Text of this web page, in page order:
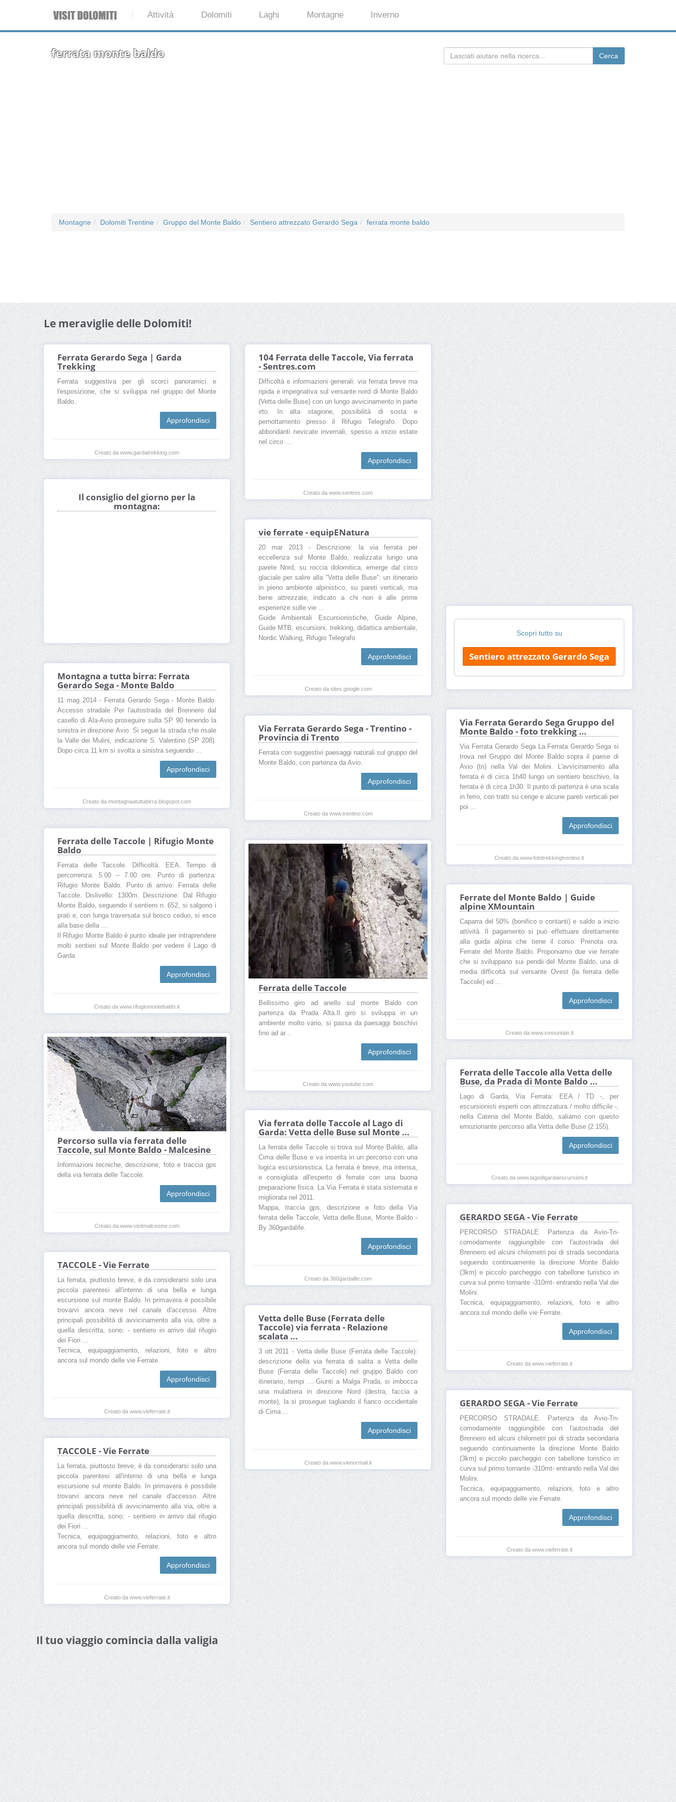
Attività Dolomiti Laghi Montagne Inverno
ferrata monte baldo
Montagne Dolomiti Trentine Gruppo del Monte Baldo Sentiero attrezzato Gerardo Sega ferrata monte baldo
Le meraviglie delle Dolomiti!
Ferrata Gerardo Sega | Garda
Trekking
Ferrata suggestiva per gli scorci panoramici e
l'esposizione, che si sviluppa nel gruppo del Monte
Baldo.
Approfondisci
Creato da www.gardatrekking.com
104 Ferrata delle Taccole, Via ferrata
- Sentres.com
Difficoltà e informazioni generali: via ferrata breve ma
ripida e impegnativa sul versante nord di Monte Baldo
(Vetta delle Buse) con un lungo avvicinamento in parte
irto. In alta stagione, possibilità di sosta e
pernottamento presso il Rifugio Telegrafo. Dopo
abbondanti nevicate invernali, spesso a inizio estate
nel circo ...
Approfondisci
Creato da www.sentres.com
Scopri tutto su
Sentiero attrezzato Gerardo Sega
Il consiglio del giorno per la
montagna:
vie ferrate - equipENatura
20 mar 2013 - Descrizione: la via ferrata per
eccellenza sul Monte Baldo, realizzata lungo una
parete Nord, su roccia dolomitica, emerge dal circo
glaciale per salire alla “Vetta delle Buse”: un itinerario
in pieno ambiente alpinistico, su pareti verticali, ma
bene attrezzate, indicato a chi non è alle prime
esperienze sulle vie ...
Guide Ambientali Escursionistiche, Guide Alpine,
Guide MTB, escursioni, trekking, didattica ambientale,
Nordic Walking, Rifugio Telegrafo
Approfondisci
Creato da sites.google.com
Montagna a tutta birra: Ferrata
Gerardo Sega - Monte Baldo
11 mag 2014 - Ferrata Gerardo Sega - Monte Baldo.
Accesso stradale Per l'autostrada del Brennero dal
casello di Ala-Avio proseguire sulla SP 90 tenendo la
sinistra in direzione Avio. Si segue la strada che risale
la Valle dei Mulini, indicazione S. Valentino (SP 208).
Dopo circa 11 km si svolta a sinistra seguendo ...
Approfondisci
Creato da montagnaatuttabirra.blogspot.com
Via Ferrata Gerardo Sega Gruppo del
Monte Baldo - foto trekking ...
Via Ferrata Gerardo Sega La Ferrata Gerardo Sega si
trova nel Gruppo del Monte Baldo sopra il paese di
Avio (tn) nella Val dei Molini. L'avvicinamento alla
ferrata è di circa 1h40 lungo un sentiero boschivo, la
ferrata è di circa 1h30. Il punto di partenza è una scala
in ferro, con tratti su cenge e alcune pareti verticali per
poi ...
Approfondisci
Creato da www.fototrekkingtrentino.it
Via Ferrata Gerardo Sega - Trentino -
Provincia di Trento
Ferrata con suggestivi paesaggi naturali sul gruppo del
Monte Baldo, con partenza da Avio.
Approfondisci
Creato da www.trentino.com
Ferrata delle Taccole | Rifugio Monte
Baldo
Ferrata delle Taccole. Difficoltà: EEA. Tempo di
percorrenza: 5.00 – 7.00 ore. Punto di partenza:
Rifugio Monte Baldo. Punto di arrivo: Ferrata delle
Taccole. Dislivello: 1300m. Descrizione: Dal Rifugio
Monte Baldo, seguendo il sentiero n. 652, si salgono i
prati e, con lunga traversata sul bosco ceduo, si esce
alla base della ...
Il Rifugio Monte Baldo è punto ideale per intraprendere
molti sentieri sul Monte Baldo per vedere il Lago di
Garda
Approfondisci
Creato da www.rifugiomontebaldo.it
Ferrata delle Taccole
Bellissimo giro ad anello sul monte Baldo con
partenza da Prada Alta.Il giro si sviluppa in un
ambiente molto vario, si passa da paesaggi boschivi
fino ad ar...
Approfondisci
Creato da www.youtube.com
Ferrate del Monte Baldo | Guide
alpine XMountain
Caparra del 50% (bonifico o contanti) e saldo a inizio
attività. Il pagamento si può effettuare direttamente
alla guida alpina che tiene il corso. Prenota ora.
Ferrate del Monte Baldo. Proponiamo due vie ferrate
che si sviluppano sui pendii del Monte Baldo, una di
media difficoltà sul versante Ovest (la ferrata delle
Taccole) ed ...
Approfondisci
Creato da www.xmountain.it
Percorso sulla via ferrata delle
Taccole, sul Monte Baldo - Malcesine
Informazioni tecniche, descrizione, foto e traccia gps
della via ferrata delle Taccole.
Approfondisci
Creato da www.visitmalcesine.com
Ferrata delle Taccole alla Vetta delle
Buse, da Prada di Monte Baldo ...
Lago di Garda, Via Ferrata: EEA / TD -, per
escursionisti esperti con attrezzatura / molto difficile -,
nella Catena del Monte Baldo, saliamo con questo
emozionante percorso alla Vetta delle Buse (2.155).
Approfondisci
Creato da www.lagodigardaescursioni.it
Via ferrata delle Taccole al Lago di
Garda: Vetta delle Buse sul Monte ...
La ferrata delle Taccole si trova sul Monte Baldo, alla
Cima delle Buse e va inserita in un percorso con una
logica escursionistica. La ferrata è breve, ma intensa,
e consigliata all'esperto di ferrate con una buona
preparazione fisica. La Via Ferrata è stata sistemata e
migliorata nel 2011.
Mappa, traccia gps, descrizione e foto della Via
ferrata delle Taccole, Vetta delle Buse, Monte Baldo -
By 360gardalife.
Approfondisci
Creato da 360gardalife.com
GERARDO SEGA - Vie Ferrate
PERCORSO STRADALE. Partenza da Avio-Tn-
comodamente raggiungibile con l'autostrada del
Brennero ed alcuni chilometri poi di strada secondaria
seguendo continuamente la direzione Monte Baldo
(3km) e piccolo parcheggio con tabellone turistico in
curva sul primo tornante -310mt- entrando nella Val dei
Molini.
Tecnica, equipaggiamento, relazioni, foto e altro
ancora sul mondo delle vie Ferrate.
Approfondisci
Creato da www.vieferrate.it
TACCOLE - Vie Ferrate
La ferrata, piuttosto breve, è da considerarsi solo una
piccola parentesi all'interno di una bella e lunga
escursione sul monte Baldo. In primavera è possibile
trovarvi ancora neve nel canale d'accesso. Altre
principali possibilità di avvicinamento alla via, oltre a
quella descritta, sono: - sentiero in arrivo dal rifugio
dei Fiori ...
Tecnica, equipaggiamento, relazioni, foto e altro
ancora sul mondo delle vie Ferrate.
Approfondisci
Creato da www.vieferrate.it
Vetta delle Buse (Ferrata delle
Taccole) via ferrata - Relazione
scalata ...
3 ott 2011 - Vetta delle Buse (Ferrata delle Taccole):
descrizione della via ferrata di salita a Vetta delle
Buse (Ferrata delle Taccole) nel gruppo Baldo con
itinerario, tempi ... Giunti a Malga Prada, si imbocca
una mulattiera in direzione Nord (destra, faccia a
monte), la si prosegue tagliando il fianco occidentale
di Cima ...
Approfondisci
Creato da www.vienormali.it
GERARDO SEGA - Vie Ferrate
PERCORSO STRADALE. Partenza da Avio-Tn-
comodamente raggiungibile con l'autostrada del
Brennero ed alcuni chilometri poi di strada secondaria
seguendo continuamente la direzione Monte Baldo
(3km) e piccolo parcheggio con tabellone turistico in
curva sul primo tornante -310mt- entrando nella Val dei
Molini.
Tecnica, equipaggiamento, relazioni, foto e altro
ancora sul mondo delle vie Ferrate.
Approfondisci
Creato da www.vieferrate.it
TACCOLE - Vie Ferrate
La ferrata, piuttosto breve, è da considerarsi solo una
piccola parentesi all'interno di una bella e lunga
escursione sul monte Baldo. In primavera è possibile
trovarvi ancora neve nel canale d'accesso. Altre
principali possibilità di avvicinamento alla via, oltre a
quella descritta, sono: - sentiero in arrivo dal rifugio
dei Fiori ...
Tecnica, equipaggiamento, relazioni, foto e altro
ancora sul mondo delle vie Ferrate.
Approfondisci
Creato da www.vieferrate.it
Il tuo viaggio comincia dalla valigia